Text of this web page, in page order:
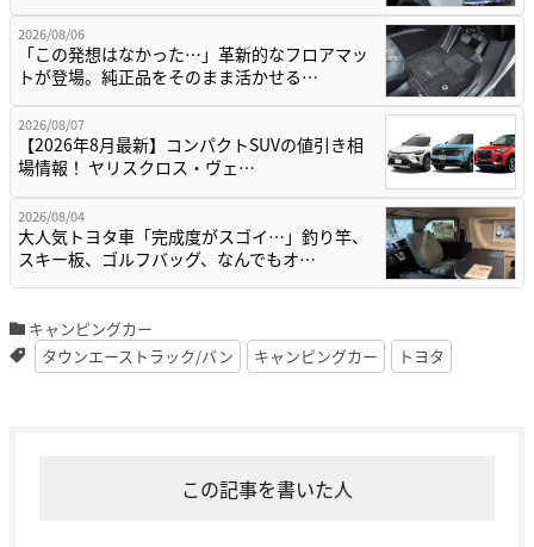
2026/08/06
「この発想はなかった…」革新的なフロアマッ
トが登場。純正品をそのまま活かせる…
2026/08/07
【2026年8月最新】コンパクトSUVの値引き相
場情報！ ヤリスクロス・ヴェ…
2026/08/04
大人気トヨタ車「完成度がスゴイ…」釣り竿、
スキー板、ゴルフバッグ、なんでもオ…
キャンピングカー
タウンエーストラック/バン
キャンピングカー トヨタ
この記事を書いた人